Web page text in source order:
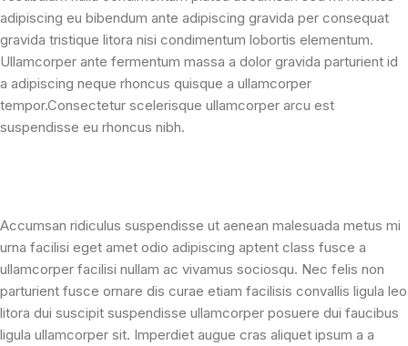
adipiscing eu bibendum ante adipiscing gravida per consequat
gravida tristique litora nisi condimentum lobortis elementum.
Ullamcorper ante fermentum massa a dolor gravida parturient id
a adipiscing neque rhoncus quisque a ullamcorper
tempor.Consectetur scelerisque ullamcorper arcu est
suspendisse eu rhoncus nibh.
Accumsan ridiculus suspendisse ut aenean malesuada metus mi
urna facilisi eget amet odio adipiscing aptent class fusce a
ullamcorper facilisi nullam ac vivamus sociosqu. Nec felis non
parturient fusce ornare dis curae etiam facilisis convallis ligula leo
litora dui suscipit suspendisse ullamcorper posuere dui faucibus
ligula ullamcorper sit. Imperdiet augue cras aliquet ipsum a a